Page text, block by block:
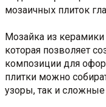
мозаичных плиток
Мозайка из
которая позволяет
композиции для
плитки можно
узоры, так и